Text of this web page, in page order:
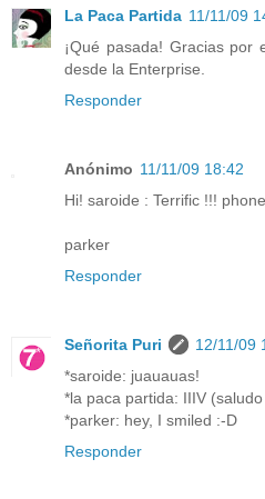
La Paca Partida 11/11/09
¡Qué pasada! Gracias por
desde la Enterprise.
Responder
Anónimo 11/11/09 18:42
Hi! saroide : Terrific !!!
parker
Responder
Señorita Puri
12/11/09
*saroide: juauauas!
*la paca partida: IIIV
*parker: hey, I smiled :-D
Responder